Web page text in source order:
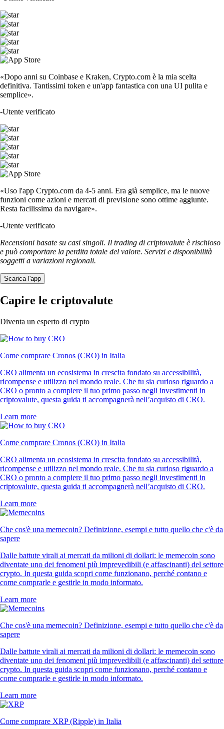
«Dopo anni su Coinbase e Kraken, Crypto.com è la mia scelta
definitiva. Tantissimi token e un'app fantastica con una UI pulita e
semplice».
-Utente verificato
«Uso l'app Crypto.com da 4-5 anni. Era già semplice, ma le nuove
funzioni come azioni e mercati di previsione sono ottime aggiunte.
Resta facilissima da navigare».
-Utente verificato
Recensioni basate su casi singoli. Il trading di criptovalute è rischioso
e può comportare la perdita totale del valore. Servizi e disponibilità
soggetti a variazioni regionali.
Scarica l'app
Capire le criptovalute
Diventa un esperto di crypto
Come comprare Cronos (CRO) in Italia
CRO alimenta un ecosistema in crescita fondato su accessibilità,
ricompense e utilizzo nel mondo reale. Che tu sia curioso riguardo a
CRO o pronto a compiere il tuo primo passo negli investimenti in
criptovalute, questa guida ti accompagnerà nell’acquisto di CRO.
Learn more
Come comprare Cronos (CRO) in Italia
CRO alimenta un ecosistema in crescita fondato su accessibilità,
ricompense e utilizzo nel mondo reale. Che tu sia curioso riguardo a
CRO o pronto a compiere il tuo primo passo negli investimenti in
criptovalute, questa guida ti accompagnerà nell’acquisto di CRO.
Learn more
Che cos'è una memecoin? Definizione, esempi e tutto quello che c'è da
sapere
Dalle battute virali ai mercati da milioni di dollari: le memecoin sono
diventate uno dei fenomeni più imprevedibili (e affascinanti) del settore
crypto. In questa guida scopri come funzionano, perché contano e
come comprarle e gestirle in modo informato.
Learn more
Che cos'è una memecoin? Definizione, esempi e tutto quello che c'è da
sapere
Dalle battute virali ai mercati da milioni di dollari: le memecoin sono
diventate uno dei fenomeni più imprevedibili (e affascinanti) del settore
crypto. In questa guida scopri come funzionano, perché contano e
come comprarle e gestirle in modo informato.
Learn more
Come comprare XRP (Ripple) in Italia